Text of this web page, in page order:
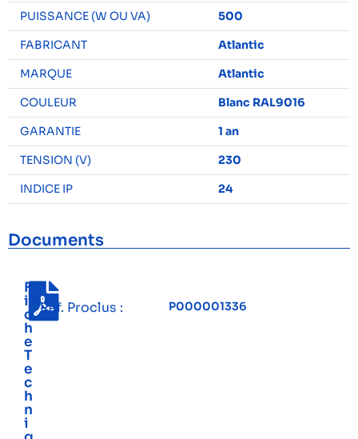
PUISSANCE (W OU VA)
500
FABRICANT
Atlantic
MARQUE
Atlantic
COULEUR
Blanc RAL9016
GARANTIE
1 an
TENSION (V)
230
INDICE IP
24
Documents
F
i
c
h
e
T
e
c
h
n
i
Réf. Proclus : P000001336